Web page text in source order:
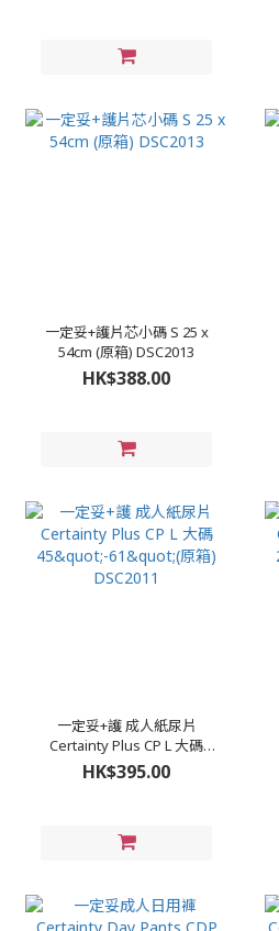
一定妥+護片芯小碼 S 25 x
54cm (原箱) DSC2013
HK$388.00
一定妥+護 成人紙尿片
Certainty Plus CP L 大碼
45"-61"(原箱) DSC2011
HK$395.00